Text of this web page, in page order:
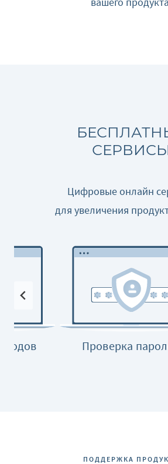
Цифровые онлайн
для увеличения
кодов Проверка
ПОДДЕРЖКА